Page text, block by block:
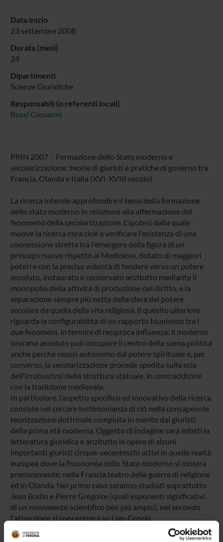
Data inizio
23 settembre 2008
Durata (mesi)
24
Dipartimenti
Scienze Giuridiche
Responsabili (o referenti locali)
Rossi Giovanni
PRIN 2007 - Formazione dello Stato moderno e
secolarizzazione: teorie di giuristi e pratiche di governo tra
Francia, Olanda e Italia (XVI-XVIII secolo).
La ricerca intende approfondire il tema della formazione
dello stato moderno in relazione alla affermazione del
fenomeno della secolarizzazione. L'ipotesi dalla quale
muove la ricerca mira cioè a verificare l'esistenza di una
connessione stretta tra l'emergere della figura di un
princeps nuovo rispetto al Medioevo, dotato di maggiori
poteri e con la precisa volontà di tendere verso un potere
assoluto, instaurato e conservato anzitutto mediante il
monopolio della attività di produzione del diritto, e la
separazione sempre più netta della sfera del potere
secolare da quella della vita religiosa. Il quesito ulteriore
riguarda la configurabilità di un rapporto biunivoco tra i
due fenomeni, in termini di reciproca influenza: il moderno
sovrano assoluto può occupare il centro della scena politica
anche perché resosi autonomo dal potere spirituale e, per
converso, la secolarizzazione procede spedita sulla scia
dell'irrobustirsi della struttura statuale, in contraddizine
con la tradizione medievale.
In particolare, l'aspetto specifico ed innovativo della ricerca
consiste nel cercare testimonianza di ciò nella consapevole
teorizzazione dottrinale compiuta in merito dai giuristi
della prima età moderna. Oggetto di indagine sarà infatti la
letteratura giuridica e anzitutto le opere di alcuni
importanti giuristi cinque-secenteschi attivi in quelle realtà
europee dove la fisionomia dello Stato moderno si mostra
precocemente: nella Francia teatro delle guerre di religione
ed in Olanda. Nel primo caso saranno studiati soprattutto
Jean Bodin e Pierre Grégoire (quali esponenti significativi
di un movimento scientifico ben più ampio), nel secondo
l'attenzione si concentrerà su Ugo Grozio.
In II luogo, appare importante procedere ad una
comparazione con la situazione giuridico-politica italiana,